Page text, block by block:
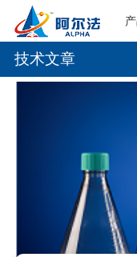
技术文章